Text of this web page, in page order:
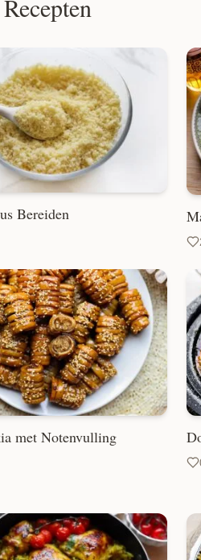
Bereiden
met Notenvulling